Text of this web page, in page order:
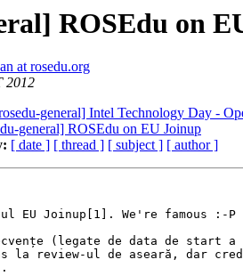
ROSEdu on
at rosedu.org
2012
general] Intel Technology Day -
general] ROSEdu on EU Joinup
[ date ] [ thread ] [ subject ] [ author ]
ul EU Joinup[1]. We're famous :-P
(legate de data de start a
la review-ul de aseară, dar